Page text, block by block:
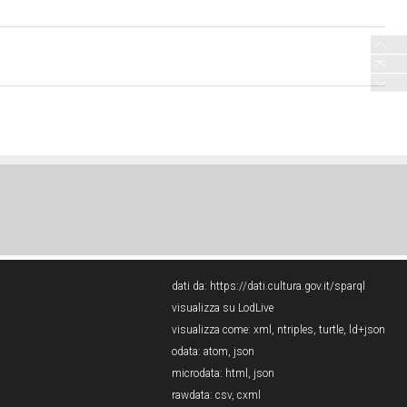
dati da: https://dati.cultura.gov.it/sparql
visualizza su LodLive
visualizza come: xml , ntriples, turtle, ld+json
odata: atom, json
microdata: html , json
rawdata: csv, cxml